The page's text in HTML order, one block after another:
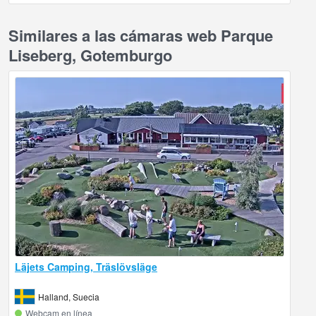
Similares a las cámaras web Parque
Liseberg, Gotemburgo
Läjets Camping, Träslövsläge
Halland, Suecia
Webcam en línea